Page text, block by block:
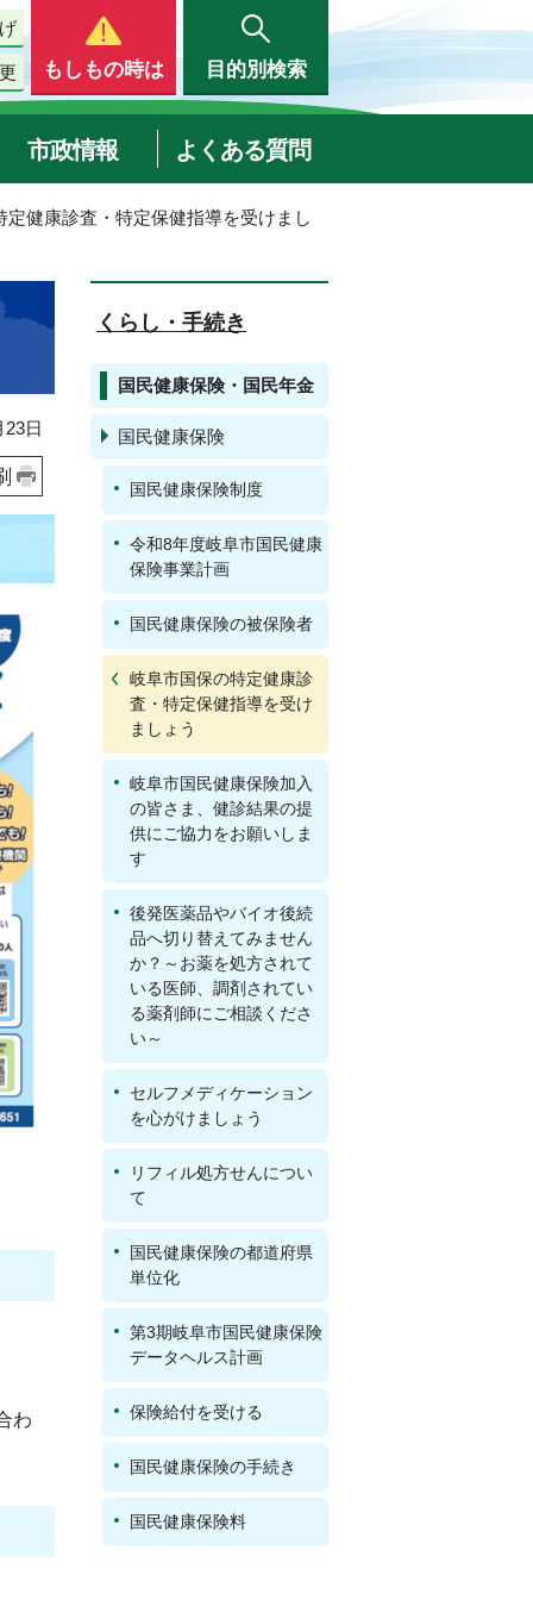
もしもの時は 目的別検索
市政情報 よくある質問
健康診査・特定保健指導を受けまし
日
わ
くらし・手続き
国民健康保険・国民年金
国民健康保険
国民健康保険制度
令和8年度岐阜市国民健康
保険事業計画
国民健康保険の被保険者
岐阜市国保の特定健康診
査・特定保健指導を受け
ましょう
岐阜市国民健康保険加入
の皆さま、健診結果の提
供にご協力をお願いしま
す
後発医薬品やバイオ後続
品へ切り替えてみません
か？～お薬を処方されて
いる医師、調剤されてい
る薬剤師にご相談くださ
い～
セルフメディケーション
を心がけましょう
リフィル処方せんについ
て
国民健康保険の都道府県
単位化
第3期岐阜市国民健康保険
データヘルス計画
保険給付を受ける
国民健康保険の手続き
国民健康保険料